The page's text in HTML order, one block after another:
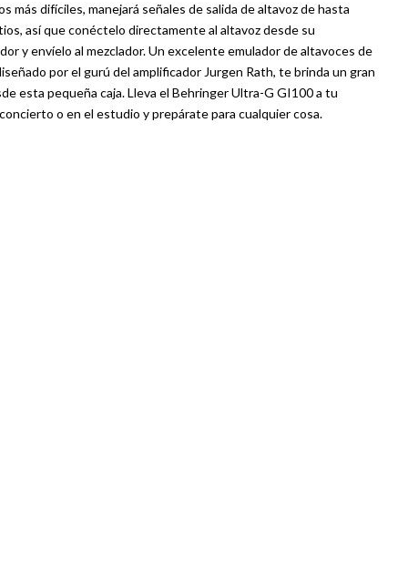
más difíciles, manejará señales de salida de altavoz de hasta
así que conéctelo directamente al altavoz desde su
y envíelo al mezclador. Un excelente emulador de altavoces de
por el gurú del amplificador Jurgen Rath, te brinda un gran
esta pequeña caja. Lleva el Behringer Ultra-G GI100 a tu
o en el estudio y prepárate para cualquier cosa.